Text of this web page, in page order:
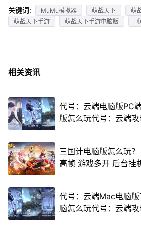
关键词: MuMu模拟器 萌战天下
萌
萌战天下手游
萌战天下手游电脑版
相关资讯
代号：云端电脑版PC
版怎么玩代号：云端
三国计电脑版怎么玩
高帧 游戏多开 后台挂
代号：云端Mac电脑
脑怎么玩代号：云端